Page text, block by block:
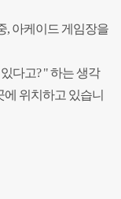
, 아케이드 게임장을
다고? "하는 생각
위치하고 있습니